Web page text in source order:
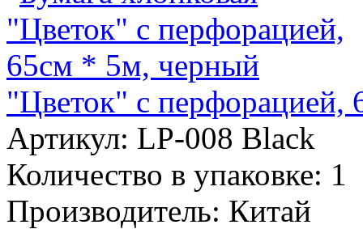
"Цветок" с
Артикул: LP-008 Black
Количество в упаковке: 1
Производитель: Китай